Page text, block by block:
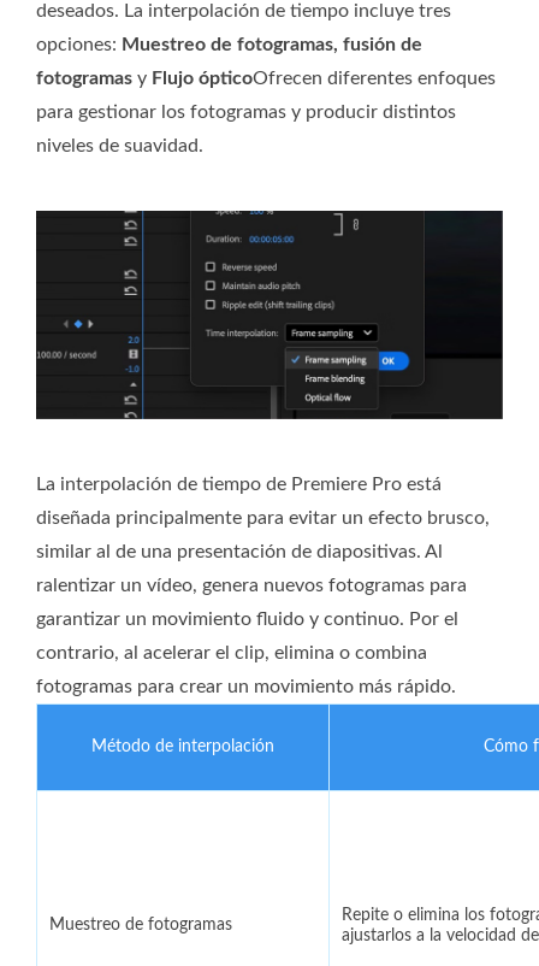
deseados. La interpolación de tiempo incluye tres
opciones: Muestreo de fotogramas, fusión de
fotogramas y Flujo ópticoOfrecen diferentes enfoques
para gestionar los fotogramas y producir distintos
niveles de suavidad.
La interpolación de tiempo de Premiere Pro está
diseñada principalmente para evitar un efecto brusco,
similar al de una presentación de diapositivas. Al
ralentizar un vídeo, genera nuevos fotogramas para
garantizar un movimiento fluido y continuo. Por el
contrario, al acelerar el clip, elimina o combina
fotogramas para crear un movimiento más rápido.
Método de interpolación Cómo
Muestreo de fotogramas
Repite o elimina los
ajustarlos a la velocidad